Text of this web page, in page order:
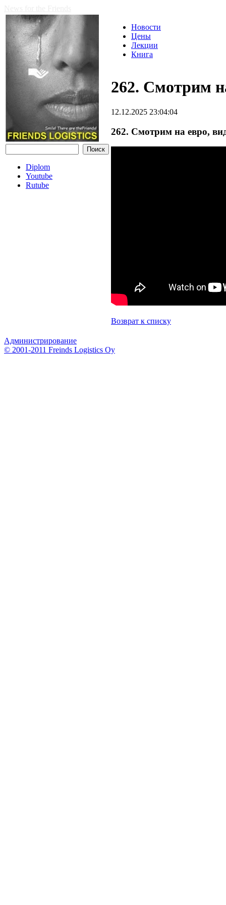
Diplom
Youtube
Rutube
Новости
Цены
Лекции
Книга
262. Смотрим
12.12.2025 23:04:04
262. Смотрим на евро,
Возврат к списку
Администрирование
© 2001-2011 Freinds Logistics Oy